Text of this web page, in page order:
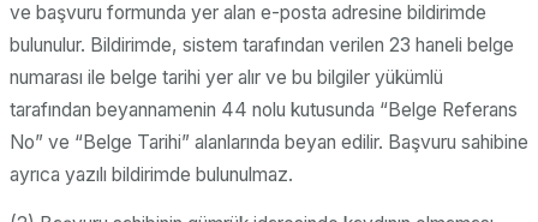
ve başvuru formunda yer alan e-posta adresine bildirimde
bulunulur. Bildirimde, sistem tarafından verilen 23 haneli belge
numarası ile belge tarihi yer alır ve bu bilgiler yükümlü
tarafından beyannamenin 44 nolu kutusunda “Belge Referans
No” ve “Belge Tarihi” alanlarında beyan edilir. Başvuru sahibine
ayrıca yazılı bildirimde bulunulmaz.